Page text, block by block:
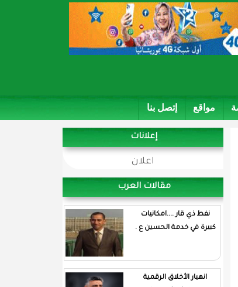
مواقع إتصل بنا
إعلانات
اعلان
مقالات العرب
نفط ذي قار ....امكانيات
كبيرة في خدمة الحسين ع .
انهيار الأخلاق الرقمية